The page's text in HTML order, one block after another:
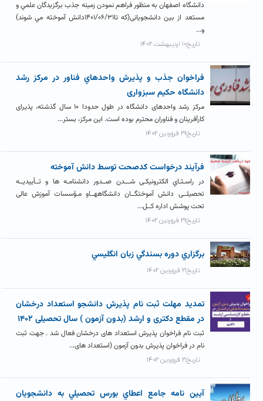
دانشگاه اصفهان به منظور فراهم نمودن زمينه جذب برگزيدگان علمي و
مستعد از بين دانشجويانی(که تا۱۴۰۱/۰۶/۳۱دانش آموخته مي شوند)
و...
تاریخ۱۰ اردیبهشت ۱۴۰۲
فراخوان جذب و پذيرش واحدهاي فناور در مرکز رشد
دانشگاه حکیم سبزواری
مرکز رشد واحدهای دانشگاه در طول حدودا ۱۰ سال گذشته، پذیرای
کارآفرینان و فناوران محترم بوده است. این مرکز، بستر...
تاریخ۲۹ فروردین ۱۴۰۲
فرآيند درخواست کدصحت توسط دانش آموخته
در راسـتـاي الکترونیکـی شـــدن صــدور دانشنامـه ها و تــأییدیــه
تحصیلــی دانش آموختگــان دانشگاههــاو مـؤسسات آموزش عالی
تحت پوشش اداره کــل...
تاریخ۲۹ فروردین ۱۴۰۲
برگزاري دوره بسندگي زبان انگليسي
تاریخ۲۱ فروردین ۱۴۰۲
تمدید مهلت ثبت نام پذیرش دانشجو استعداد درخشان
در مقطع دکتری و ارشد (بدون آزمون ) سال تحصیلی ۱۴۰۲
ثبت نام فراخوان پذیرش استعداد های درخشان فعال شد . جهت ثبت
نام در فراخوان پذیرش بدون آزمون (استعداد های...
تاریخ۲۱ فروردین ۱۴۰۲
آيين نامه جامع اعطاي بورس تحصيلي به دانشجويان